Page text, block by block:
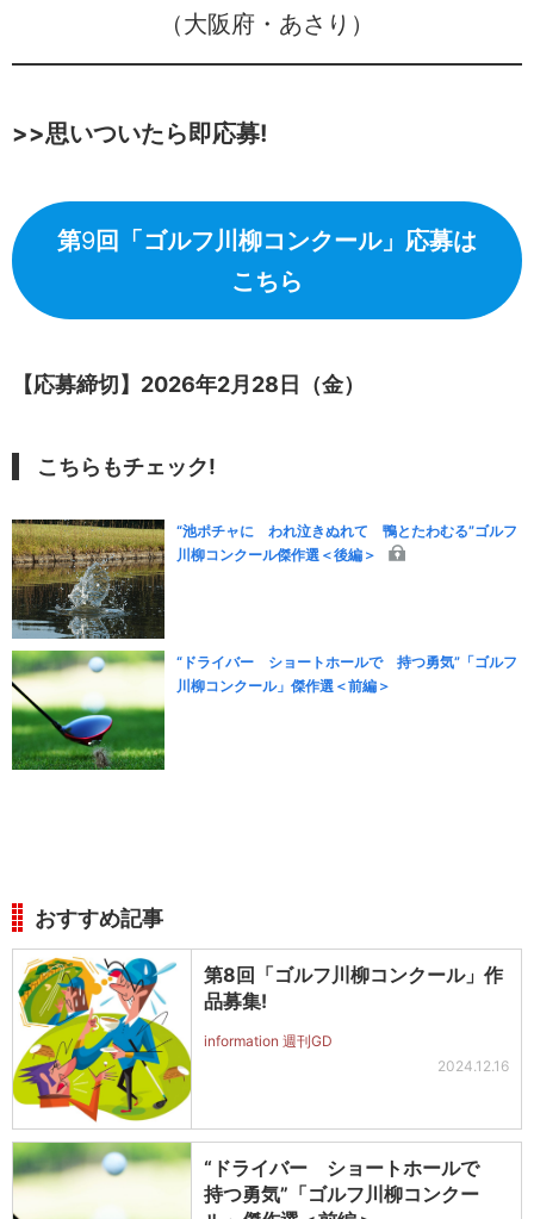
（大阪府・あさり）
>>思いついたら即応募!
第9回「ゴルフ川柳コンクール」応募は
こちら
【応募締切】2026年2月28日（金）
こちらもチェック!
“池ポチャに われ泣きぬれて 鴨とたわむる”ゴルフ
川柳コンクール傑作選＜後編＞
“ドライバー ショートホールで 持つ勇気”「ゴルフ
川柳コンクール」傑作選＜前編＞
おすすめ記事
第8回「ゴルフ川柳コンクール」作
品募集!
information 週刊GD
2024.12.16
“ドライバー ショートホールで
持つ勇気”「ゴルフ川柳コンクー